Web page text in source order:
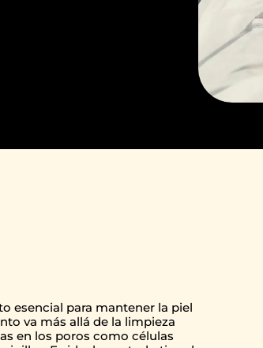
esencial para mantener la piel
va más allá de la limpieza
en los poros como células